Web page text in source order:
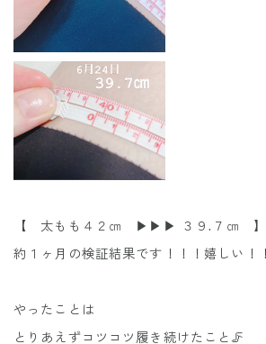
【 太もも４２㎝ ▶︎▶︎▶︎ ３９.７㎝ 】
約１ヶ月の検証結果です！！！嬉しい！
やったことは
とりあえずコツコツ履き続けたこと🦵